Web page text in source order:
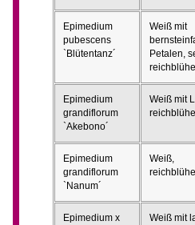
Epimedium
pubescens
`Blütentanz´
Weiß mit
Petalen,
Epimedium
grandiflorum
`Akebono´
Weiß mit
Epimedium
grandiflorum
`Nanum´
Weiß,
Epimedium x
Weiß mit